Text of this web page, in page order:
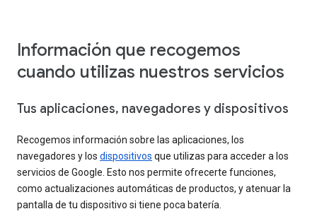
Información que recogemos
cuando utilizas nuestros servicios
Tus aplicaciones, navegadores y dispositivos
Recogemos información sobre las aplicaciones, los
navegadores y los dispositivos que utilizas para acceder a los
servicios de Google. Esto nos permite ofrecerte funciones,
como actualizaciones automáticas de productos, y atenuar la
pantalla de tu dispositivo si tiene poca batería.